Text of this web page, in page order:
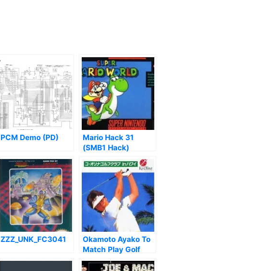
PCM Demo (PD)
Mario Hack 31
(SMB1 Hack)
ZZZ_UNK_FC3041
Okamoto Ayako To
Match Play Golf